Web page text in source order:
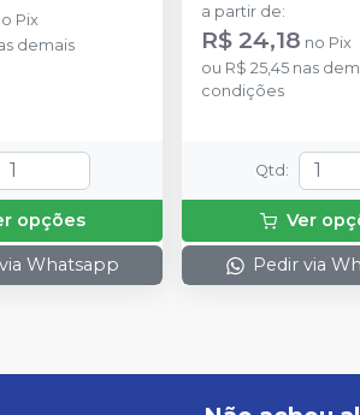
Pix
demais
opções
Whatsapp
a partir de:
R$ 24,18 no Pix
ou R$ 25,45 nas
condições
Qtd :
Ver
Pedir via